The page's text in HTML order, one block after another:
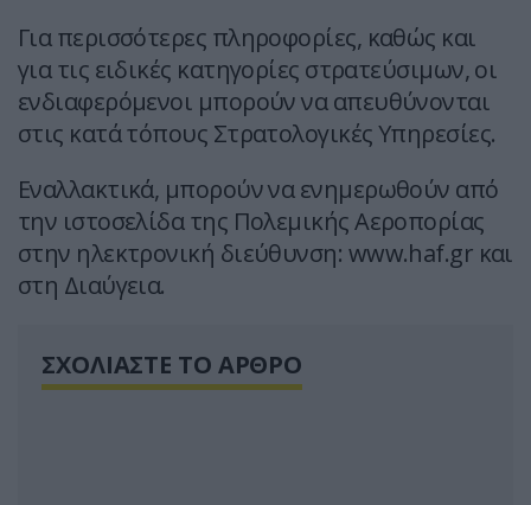
Για περισσότερες πληροφορίες, καθώς και
για τις ειδικές κατηγορίες στρατεύσιμων, οι
ενδιαφερόμενοι μπορούν να απευθύνονται
στις κατά τόπους Στρατολογικές Υπηρεσίες.
Εναλλακτικά, μπορούν να ενημερωθούν από
την ιστοσελίδα της Πολεμικής Αεροπορίας
στην ηλεκτρονική διεύθυνση: www.haf.gr και
στη Διαύγεια.
ΣΧΟΛΙΑΣΤΕ ΤΟ ΑΡΘΡΟ